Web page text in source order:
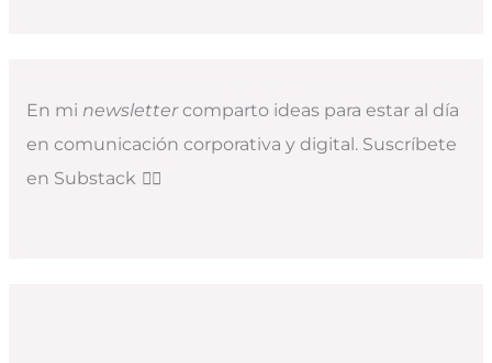
En mi newslettercomparto ideas para estar al día
en comunicación corporativa y digital. Suscríbete
en Substack 👇🏻